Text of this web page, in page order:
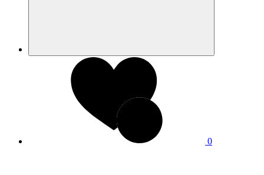
0